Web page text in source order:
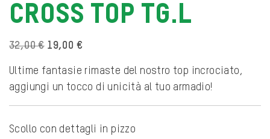
CROSS TOP TG.L
32,00€
Il
originale
era:
19,00 €
Il
attuale
è:
Ultime fantasie rimaste del nostro top incrociato,
aggiungi un tocco di unicità al tuo armadio!
Scollo con dettagli in pizzo